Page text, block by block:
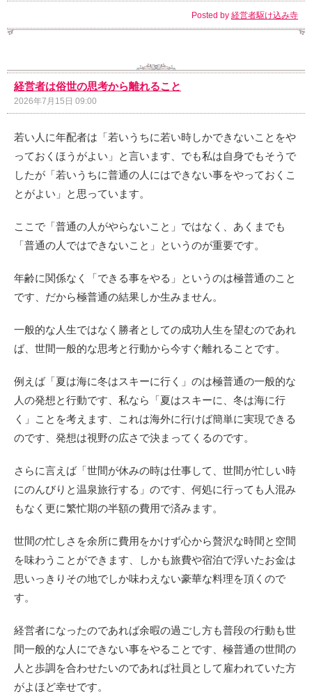
Posted by 経営者駆け込み寺
経営者は俗世の思考から離れること
2026年7月15日 09:00
若い人に年配者は「若いうちに若い時しかできないことをや
っておくほうがよい」と言います、でも私は自身でもそうで
したが「若いうちに普通の人にはできない事をやっておくこ
とがよい」と思っています。
ここで「普通の人がやらないこと」ではなく、あくまでも
「普通の人ではできないこと」というのが重要です。
年齢に関係なく「できる事をやる」というのは極普通のこと
です、だから極普通の結果しか生みません。
一般的な人生ではなく勝者としての成功人生を望むのであれ
ば、世間一般的な思考と行動から今すぐ離れることです。
例えば「夏は海に冬はスキーに行く」のは極普通の一般的な
人の発想と行動です、私なら「夏はスキーに、冬は海に行
く」ことを考えます、これは海外に行けば簡単に実現できる
のです、発想は視野の広さで決まってくるのです。
さらに言えば「世間が休みの時は仕事して、世間が忙しい時
にのんびりと温泉旅行する」のです、何処に行っても人混み
もなく更に繁忙期の半額の費用で済みます。
世間の忙しさを余所に費用をかけず心から贅沢な時間と空間
を味わうことができます、しかも旅費や宿泊で浮いたお金は
思いっきりその地でしか味わえない豪華な料理を頂くので
す。
経営者になったのであれば余暇の過ごし方も普段の行動も世
間一般的な人にできない事をやることです、極普通の世間の
人と歩調を合わせたいのであれば社員として雇われていた方
がよほど幸せです。